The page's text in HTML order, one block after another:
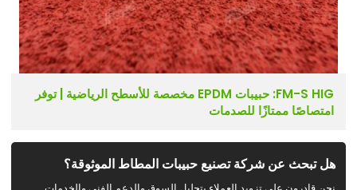
FM-S HIG: حبيبات EPDM مخصصة للأسطح الرياضية | توفر
امتصاصًا ممتازًا للصدمات
هل تبحث عن شركة تصنيع حبيبات المطاط الموثوقة؟